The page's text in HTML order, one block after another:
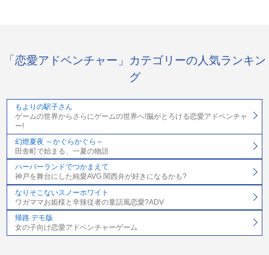
「恋愛アドベンチャー」カテゴリーの人気ランキン
グ
もよりの駅子さん
ゲームの世界からさらにゲームの世界へ!脳がとろける恋愛アドベンチャ
ー!
幻燈夏夜 ～かぐらかぐら～
田舎町で始まる、一夏の物語
ハーバーランドでつかまえて
神戸を舞台にした純愛AVG 関西弁が好きになるかも?
なりそこないスノーホワイト
ワガママお姫様と辛辣従者の童話風恋愛?ADV
帰路 デモ版
女の子向け恋愛アドベンチャーゲーム